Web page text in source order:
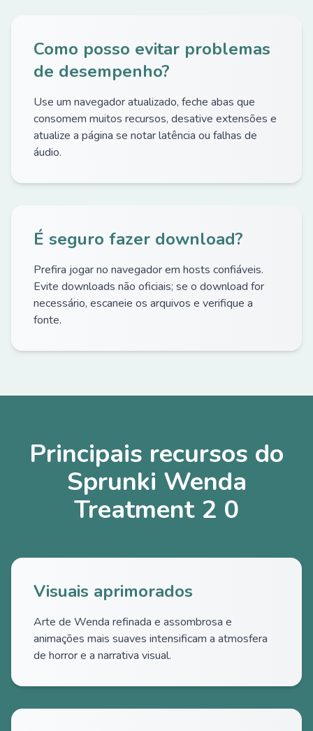
Como posso evitar problemas
de desempenho?
Use um navegador atualizado, feche abas que
consomem muitos recursos, desative extensões e
atualize a página se notar latência ou falhas de
áudio.
É seguro fazer download?
Prefira jogar no navegador em hosts confiáveis.
Evite downloads não oficiais; se o download for
necessário, escaneie os arquivos e verifique a
fonte.
Principais recursos do
Sprunki Wenda
Treatment 2 0
Visuais aprimorados
Arte de Wenda refinada e assombrosa e
animações mais suaves intensificam a atmosfera
de horror e a narrativa visual.